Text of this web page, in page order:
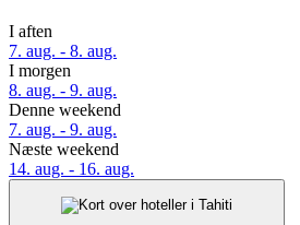
I aften
7. aug. - 8. aug.
I morgen
8. aug. - 9. aug.
Denne weekend
7. aug. - 9. aug.
Næste weekend
14. aug. - 16. aug.